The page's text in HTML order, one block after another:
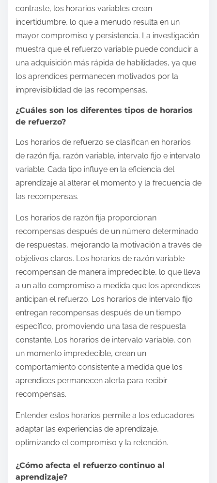
contraste, los horarios variables crean
incertidumbre, lo que a menudo resulta en un
mayor compromiso y persistencia. La investigación
muestra que el refuerzo variable puede conducir a
una adquisición más rápida de habilidades, ya que
los aprendices permanecen motivados por la
imprevisibilidad de las recompensas.
¿Cuáles son los diferentes tipos de horarios
de refuerzo?
Los horarios de refuerzo se clasifican en horarios
de razón fija, razón variable, intervalo fijo e intervalo
variable. Cada tipo influye en la eficiencia del
aprendizaje al alterar el momento y la frecuencia de
las recompensas.
Los horarios de razón fija proporcionan
recompensas después de un número determinado
de respuestas, mejorando la motivación a través de
objetivos claros. Los horarios de razón variable
recompensan de manera impredecible, lo que lleva
a un alto compromiso a medida que los aprendices
anticipan el refuerzo. Los horarios de intervalo fijo
entregan recompensas después de un tiempo
específico, promoviendo una tasa de respuesta
constante. Los horarios de intervalo variable, con
un momento impredecible, crean un
comportamiento consistente a medida que los
aprendices permanecen alerta para recibir
recompensas.
Entender estos horarios permite a los educadores
adaptar las experiencias de aprendizaje,
optimizando el compromiso y la retención.
¿Cómo afecta el refuerzo continuo al
aprendizaje?